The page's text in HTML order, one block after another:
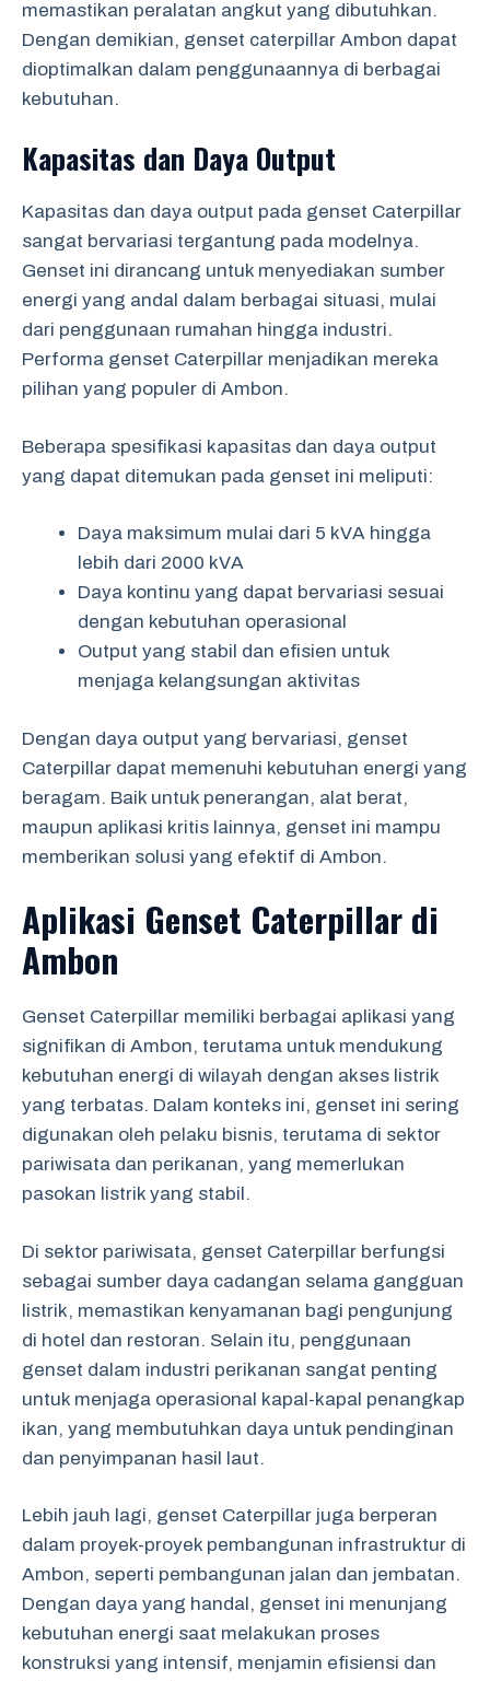
memastikan peralatan angkut yang dibutuhkan.
Dengan demikian, genset caterpillar Ambon dapat
dioptimalkan dalam penggunaannya di berbagai
kebutuhan.
Kapasitas dan Daya Output
Kapasitas dan daya output pada genset Caterpillar
sangat bervariasi tergantung pada modelnya.
Genset ini dirancang untuk menyediakan sumber
energi yang andal dalam berbagai situasi, mulai
dari penggunaan rumahan hingga industri.
Performa genset Caterpillar menjadikan mereka
pilihan yang populer di Ambon.
Beberapa spesifikasi kapasitas dan daya output
yang dapat ditemukan pada genset ini meliputi:
Daya maksimum mulai dari 5 kVA hingga
lebih dari 2000 kVA
Daya kontinu yang dapat bervariasi sesuai
dengan kebutuhan operasional
Output yang stabil dan efisien untuk
menjaga kelangsungan aktivitas
Dengan daya output yang bervariasi, genset
Caterpillar dapat memenuhi kebutuhan energi yang
beragam. Baik untuk penerangan, alat berat,
maupun aplikasi kritis lainnya, genset ini mampu
memberikan solusi yang efektif di Ambon.
Aplikasi Genset Caterpillar di
Ambon
Genset Caterpillar memiliki berbagai aplikasi yang
signifikan di Ambon, terutama untuk mendukung
kebutuhan energi di wilayah dengan akses listrik
yang terbatas. Dalam konteks ini, genset ini sering
digunakan oleh pelaku bisnis, terutama di sektor
pariwisata dan perikanan, yang memerlukan
pasokan listrik yang stabil.
Di sektor pariwisata, genset Caterpillar berfungsi
sebagai sumber daya cadangan selama gangguan
listrik, memastikan kenyamanan bagi pengunjung
di hotel dan restoran. Selain itu, penggunaan
genset dalam industri perikanan sangat penting
untuk menjaga operasional kapal-kapal penangkap
ikan, yang membutuhkan daya untuk pendinginan
dan penyimpanan hasil laut.
Lebih jauh lagi, genset Caterpillar juga berperan
dalam proyek-proyek pembangunan infrastruktur di
Ambon, seperti pembangunan jalan dan jembatan.
Dengan daya yang handal, genset ini menunjang
kebutuhan energi saat melakukan proses
konstruksi yang intensif, menjamin efisiensi dan